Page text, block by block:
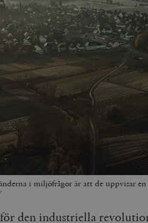
i miljöfrågor är att de uppvisar
den industriella